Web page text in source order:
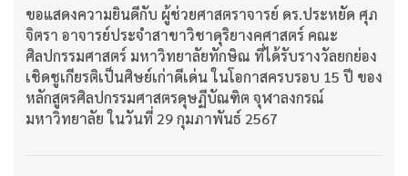
ขอแสดงความยินดีกับ ผู้ช่วยศาสตราจารย์ ดร.ประหยัด ศุภ
จิตรา อาจารย์ประจำสาขาวิชาดุริยางคศาสตร์ คณะ
ศิลปกรรมศาสตร์ มหาวิทยาลัยทักษิณ ที่ได้รับรางวัลยกย่อง
เชิดชูเกียรติเป็นศิษย์เก่าดีเด่น ในโอกาสครบรอบ 15 ปี ของ
หลักสูตรศิลปกรรมศาสตรดุษฏีบัณฑิต จุฬาลงกรณ์
มหาวิทยาลัย ในวันที่ 29 กุมภาพันธ์ 2567